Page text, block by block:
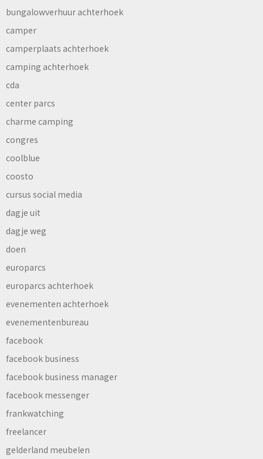
bungalowverhuur achterhoek
camper
camperplaats achterhoek
camping achterhoek
cda
center parcs
charme camping
congres
coolblue
coosto
cursus social media
dagje uit
dagje weg
doen
europarcs
europarcs achterhoek
evenementen achterhoek
evenementenbureau
facebook
facebook business
facebook business manager
facebook messenger
frankwatching
freelancer
gelderland meubelen